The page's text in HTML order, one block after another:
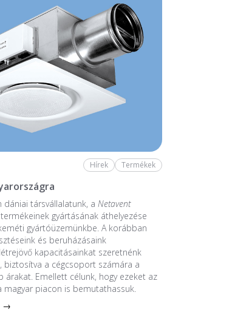
Hírek Termékek
dániai társvállalatunk, aNetavent
gyártásának áthelyezése
gyártóüzemünkbe. A korábban
és beruházásaink
kapacitásainkat szeretnénk
biztosítva a cégcsoport számára a
árakat. Emellett célunk, hogy ezeket az
magyar piacon is bemutathassuk.
→